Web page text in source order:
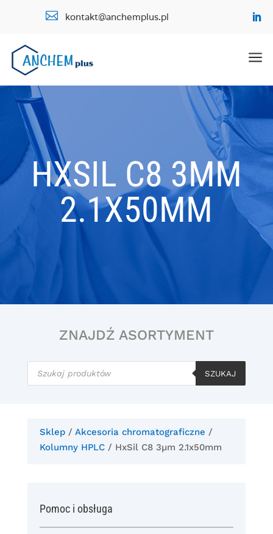
 kontakt@anchemplus.pl
a
HXSIL C8 3ΜM
2.1X50MM
ZNAJDŹ ASORTYMENT
Wyszukiwarka
produktów
SZUKAJ
Sklep/ Akcesoria chromatograficzne /
Kolumny HPLC/ HxSil C8 3µm 2.1x50mm
Pomoc i obsługa